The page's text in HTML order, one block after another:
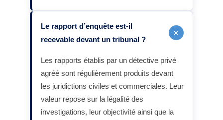
Le rapport d’enquête est-il
recevable devant un tribunal ?
+
Les rapports établis par un détective privé
agréé sont régulièrement produits devant
les juridictions civiles et commerciales. Leur
valeur repose sur la légalité des
investigations, leur objectivité ainsi que la